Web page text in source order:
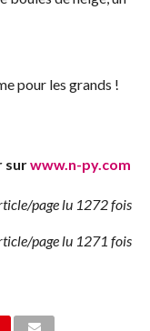
pour les grands !
surwww.n-py.com
page lu 1272 fois
page lu 1271 fois